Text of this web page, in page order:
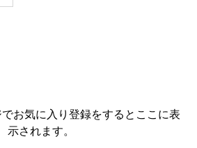
お気に入り登録をすると ここに表
示されます。